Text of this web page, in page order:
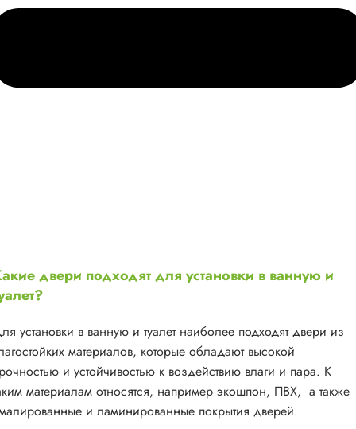
двери подходят для установки в ванную и
установки в ванную и туалет наиболее подходят двери из
материалов, которые обладают высокой
и устойчивостью к воздействию влаги и пара. К
материалам относятся, например экошпон, ПВХ, а также
и ламинированные покрытия дверей.